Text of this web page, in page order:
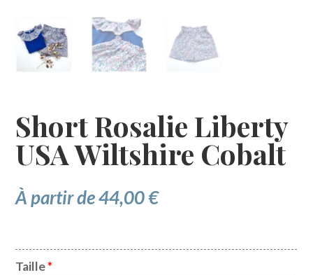
Short Rosalie Liberty
USA Wiltshire Cobalt
À partir de44,00€
Taille*